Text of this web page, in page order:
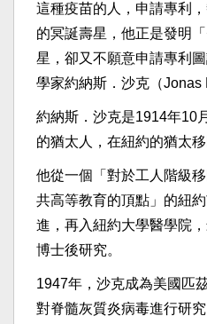
這種疫苗的人，申請專利
的冥誕壽星，他正是發明
星，卻又不願意申請專利
學家約納斯．沙克（Jonas
約納斯．沙克是1914年10
的猶太人，在紐約的猶太移
他從一個「對於工人階級
共高等教育的頂點」的紐
進，再入紐約大學醫學院
博士後研究。
1947年，沙克成為美國匹
對脊髓灰質炎病毒進行研